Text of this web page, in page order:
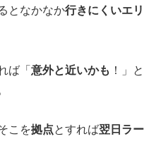
となかなか行きにくいエリ
ば「意外と近いかも ！」と
こを拠点とすれば翌日ラー